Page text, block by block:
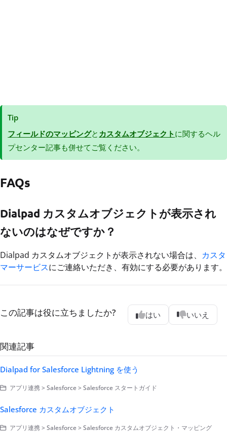
Tip
フィールドのマッピングと カスタムオブジェクト に関するヘル
プセンター記事も併せてご覧ください。
FAQs
Dialpad カスタムオブジェクトが表示され
ないのはなぜですか？
Dialpad カスタムオブジェクトが表示されない場合は、 カスタ
マーサービスにご連絡いただき、有効にする必要があります。
この記事は役に立ちましたか? はい いいえ
関連記事
Dialpad for Salesforce Lightning を使う
アプリ連携 > Salesforce > Salesforce スタートガイド
Salesforce カスタムオブジェクト
アプリ連携 > Salesforce > Salesforce カスタムオブジェクト・マッピング